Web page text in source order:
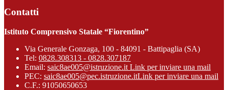
Contatti
Istituto Comprensivo Statale “Fiorentino”
Via Generale Gonzaga, 100 - 84091 - Battipaglia (SA)
Tel: 0828.308313 - 0828.307187
Email: saic8ae005@istruzione.it Link per inviare una mail
PEC: saic8ae005@pec.istruzione.itLink per inviare una mail
C.F.: 91050650653